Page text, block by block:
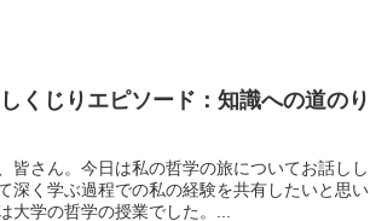
くじりエピソード：知識への道のり
皆さん。今日は私の哲学の旅についてお話しし
深く学ぶ過程での私の経験を共有したいと思い
大学の哲学の授業でした。...